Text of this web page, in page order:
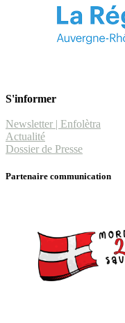
S'informer
Newsletter | Enfolètra
Actualité
Dossier de Presse
Partenaire communication